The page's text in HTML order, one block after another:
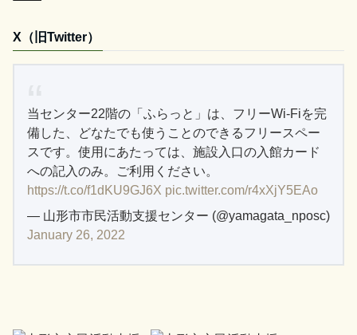
X（旧Twitter）
当センター22階の「ふらっと」は、フリーWi-Fiを完
備した、どなたでも使うことのできるフリースペー
スです。使用にあたっては、施設入口の入館カード
への記入のみ。ご利用ください。
https://t.co/f1dKU9GJ6X pic.twitter.com/r4xXjY5EAo
— 山形市市民活動支援センター (@yamagata_nposc)
January 26, 2022